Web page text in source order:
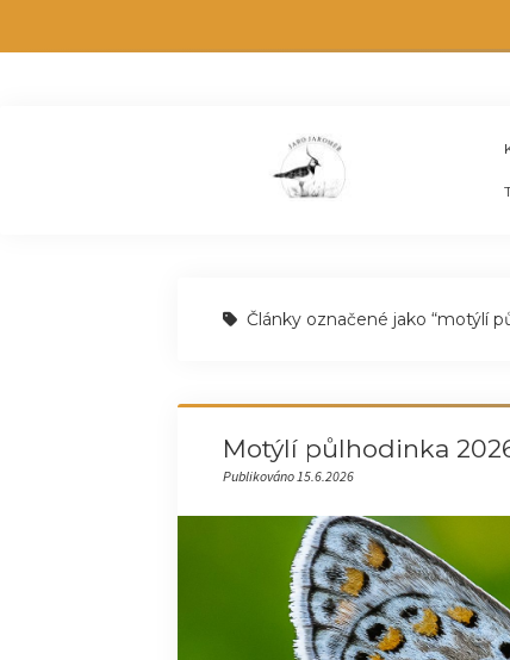
Články označené jako “motýlí
Motýlí půlhodinka
Publikováno 15.6.2026